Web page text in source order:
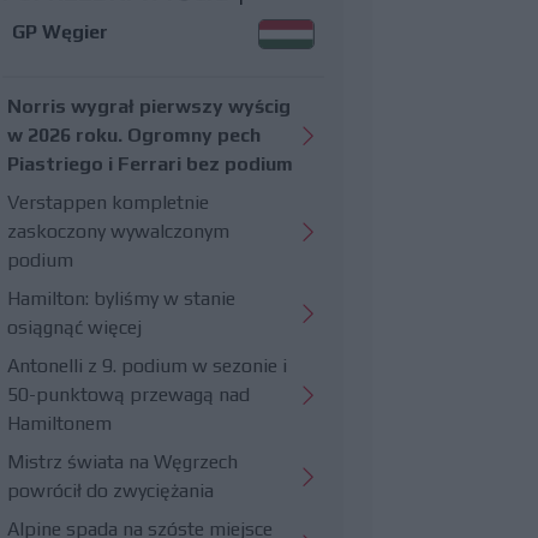
GP Węgier
Norris wygrał pierwszy wyścig
w 2026 roku. Ogromny pech
Piastriego i Ferrari bez podium
Verstappen kompletnie
zaskoczony wywalczonym
podium
Hamilton: byliśmy w stanie
osiągnąć więcej
Antonelli z 9. podium w sezonie i
50-punktową przewagą nad
Hamiltonem
Mistrz świata na Węgrzech
powrócił do zwyciężania
Alpine spada na szóste miejsce